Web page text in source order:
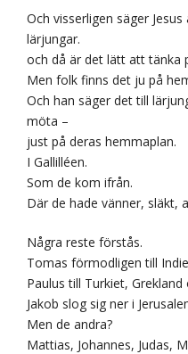
Och visserligen säger
lärjungar.
och då är det lätt att tänka
Men folk finns det ju på
Och han säger det till
möta –
just på deras hemmaplan.
I Gallilléen.
Som de kom ifrån.
Där de hade vänner, släkt,
Några reste förstås.
Tomas förmodligen till
Paulus till Turkiet, Grekland
Jakob slog sig ner i
Men de andra?
Mattias, Johannes, Judas,